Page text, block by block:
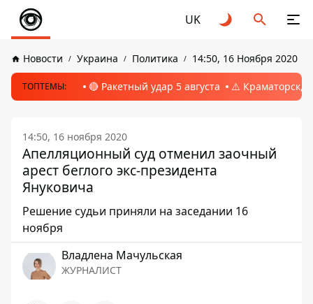
UK
Новости Украина Политика 14:50, 16 Ноября 2020
ТОПТЕМЫ: 🔴 Ракетный удар 5 августа ⚠️ Краматорск,
14:50, 16 ноября 2020
Апелляционный суд отменил заочный
арест беглого экс-президента
Януковича
Решение судьи приняли на заседании 16
ноября
Владлена Мачульская
ЖУРНАЛИСТ